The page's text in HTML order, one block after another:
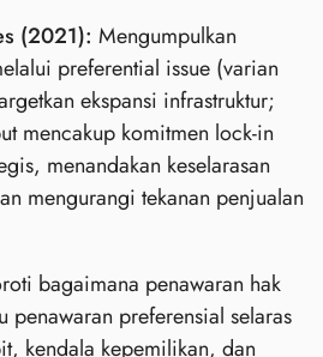
(2021): Mengumpulkan
preferential issue (varian
ekspansi infrastruktur;
mencakup komitmen lock‑in
menandakan keselarasan
mengurangi tekanan penjualan
bagaimana penawaran hak
penawaran preferensial selaras
kendala kepemilikan, dan